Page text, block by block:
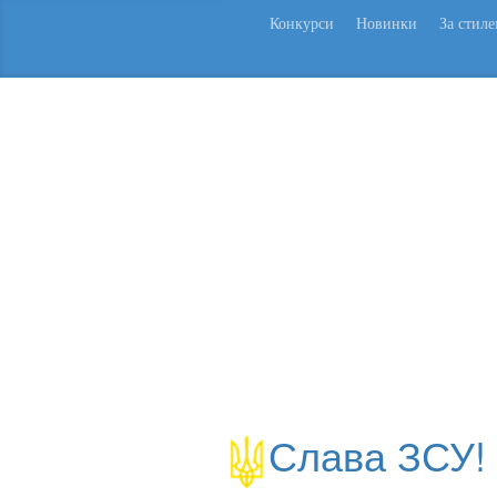
Конкурси Новинки За
Слава ЗСУ!